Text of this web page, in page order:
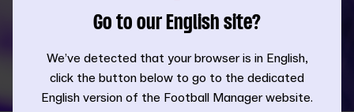
Go to our English site?
We’ve detected that your browser is in English,
click the button below to go to the dedicated
English version of the Football Manager website.